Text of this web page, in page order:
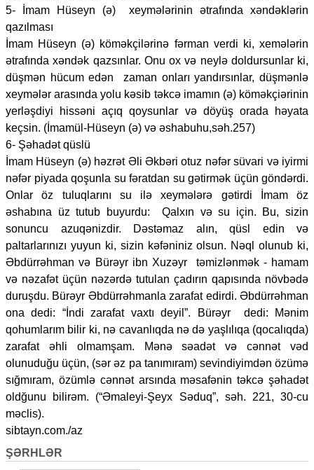
5- İmam Hüseyn (ə) xeymələrinin ətrafında xəndəklərin
qazılması
İmam Hüseyn (ə) köməkçilərinə fərman verdi ki, xemələrin
ətrafında xəndək qazsınlar. Onu ox və neylə doldursunlar ki,
düşmən hücum edən zaman onları yandırsınlar, düşmənlə
xeymələr arasında yolu kəsib təkcə imamın (ə) köməkçiərinin
yerləşdiyi hissəni açıq qoysunlar və döyüş orada həyata
keçsin. (İmamül-Hüseyn (ə) və əshabuhu,səh.257)
6- Şəhadət qüslü
İmam Hüseyn (ə) həzrət Əli Əkbəri otuz nəfər süvari və iyirmi
nəfər piyada qoşunla su fəratdan su gətirmək üçün göndərdi.
Onlar öz tuluqlarını su ilə xeymələrə gətirdi İmam öz
əshabına üz tutub buyurdu: Qalxın və su için. Bu, sizin
sonuncu azuqənizdir. Dəstəmaz alın, qüsl edin və
paltarlarınızı yuyun ki, sizin kəfəniniz olsun. Nəql olunub ki,
Əbdürrəhman və Bürəyr ibn Xuzəyr təmizlənmək - hamam
və nəzafət üçün nəzərdə tutulan çadırın qapısında növbədə
duruşdu. Bürəyr Əbdürrəhmanla zarafat edirdi. Əbdürrəhman
ona dedi: “İndi zarafat vaxtı deyil”. Bürəyr dedi: Mənim
qohumlarım bilir ki, nə cavanlıqda nə də yaşlılıqa (qocalıqda)
zarafat əhli olmamşam. Mənə səadət və cənnət vəd
olunuduğu üçün, (sər əz pa tanımıram) sevindiyimdən özümə
sığmıram, özümlə cənnət arsında məsafənin təkcə şəhadət
oldğunu bilirəm. (“Əmaleyi-Şeyx Səduq”, səh. 221, 30-cu
məclis).
sibtayn.com./az
ŞƏRHLƏR